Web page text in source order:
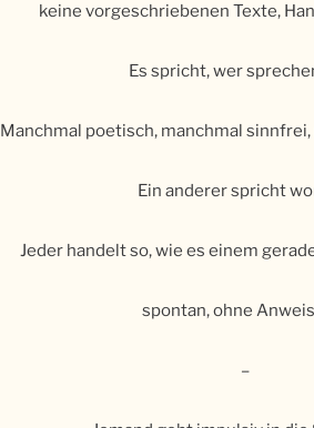
keine vorgeschriebenen Texte,
Es spricht, wer
Manchmal poetisch, manchmal
Ein anderer spricht
Jeder handelt so, wie es einem
spontan, ohne
–